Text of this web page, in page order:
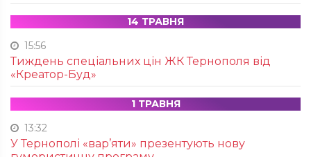
14 ТРАВНЯ
15:56
Тиждень спеціальних цін ЖК Тернополя від
«Креатор-Буд»
1 ТРАВНЯ
13:32
У Тернополі «вар’яти» презентують нову